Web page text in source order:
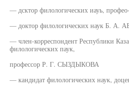
— дсктор филологических иауь,
— доктор филологических наук Б.
— член-корреспондент Республики
филологических паук,
профессор Р. Г. СЫЗДЫКОВА
— кандидат филологических наук,